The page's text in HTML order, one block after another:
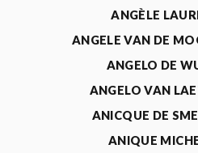
ANGÈLE
ANGELE VAN DE
ANGELO DE
ANGELO VAN
ANICQUE DE
ANIQUE